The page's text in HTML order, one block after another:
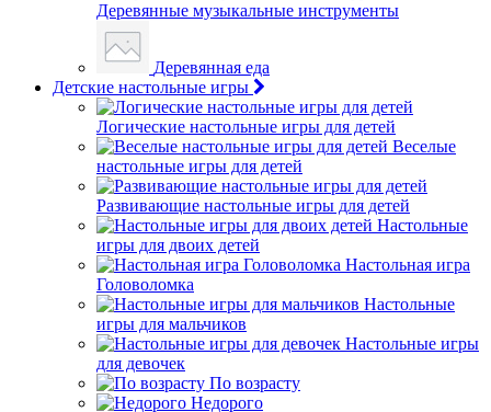
Деревянные музыкальные инструменты
Деревянная еда
Детские настольные игры
Логические настольные игры для детей
Веселые
настольные игры для детей
Развивающие настольные игры для детей
Настольные
игры для двоих детей
Настольная игра
Головоломка
Настольные
игры для мальчиков
Настольные игры
для девочек
По возрасту
Недорого